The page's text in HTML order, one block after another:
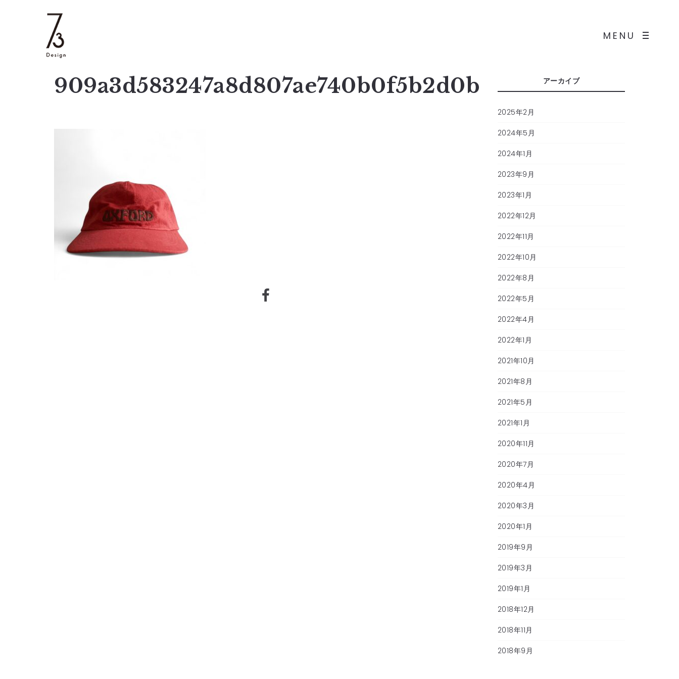
MENU
909a3d583247a8d807ae740b0f5b2d0b アーカイブ
2025年2月
2024年5月
2024年1月
2023年9月
2023年1月
2022年12月
2022年11月
2022年10月
2022年8月
2022年5月
2022年4月
2022年1月
2021年10月
2021年8月
2021年5月
2021年1月
2020年11月
2020年7月
2020年4月
2020年3月
2020年1月
2019年9月
2019年3月
2019年1月
2018年12月
2018年11月
2018年9月